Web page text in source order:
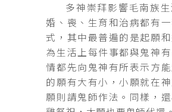
多神崇拜影響毛南族
婚、喪、生育和治病都有
式，其中最普遍的是起願
為生活上每件事都與鬼神
情都先向鬼神有所表示方
的願有大有小，小願就在
願則請鬼師作法。同樣，